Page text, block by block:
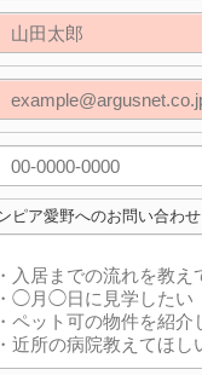
ンピア愛野へのお問い合わせ